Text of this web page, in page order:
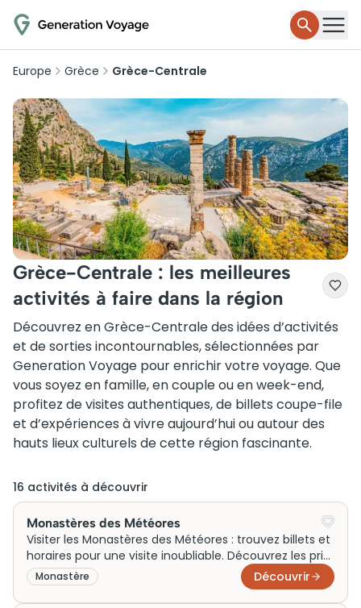
Europe Grèce Grèce-Centrale
Grèce-Centrale : les meilleures
activités à faire dans la région
Découvrez en Grèce-Centrale des idées d’activités
et de sorties incontournables, sélectionnées par
Generation Voyage pour enrichir votre voyage. Que
vous soyez en famille, en couple ou en week-end,
profitez de visites authentiques, de billets coupe-file
et d’expériences à vivre aujourd’hui ou autour des
hauts lieux culturels de cette région fascinante.
16 activités à découvrir
Monastères des Météores
Visiter les Monastères des Météores : trouvez billets et
horaires pour une visite inoubliable. Découvrez les prix
et planifiez votre aventure grecque.
Monastère Découvrir